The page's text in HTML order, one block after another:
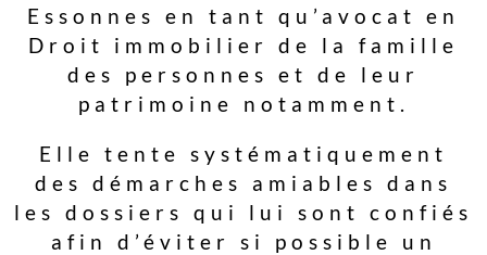
Essonnes en tant qu’avocat en
Droit immobilier de la famille
des personnes et de leur
patrimoine notamment.
Elle tente systématiquement
des démarches amiables dans
les dossiers qui lui sont confiés
afin d’éviter si possible un